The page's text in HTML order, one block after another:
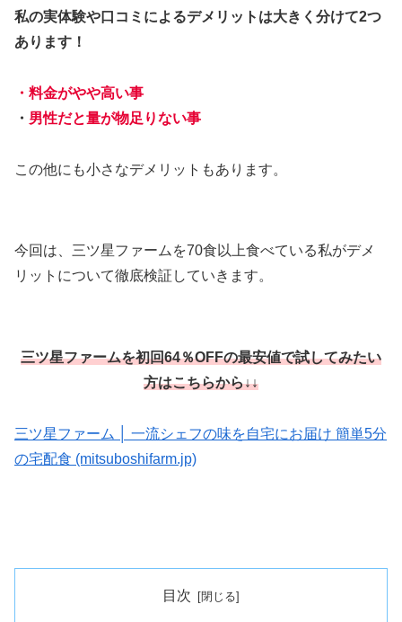
私の実体験や口コミによるデメリットは大きく分けて2つ
あります！
・料金がやや高い事
・ 男性だと量が物足りない事
この他にも小さなデメリットもあります。
今回は、三ツ星ファームを70食以上食べている私がデメ
リットについて徹底検証していきます。
三ツ星ファームを初回64％OFFの最安値で試してみたい
方はこちらから↓↓
三ツ星ファーム │ 一流シェフの味を自宅にお届け 簡単5分
の宅配食 (mitsuboshifarm.jp)
目次